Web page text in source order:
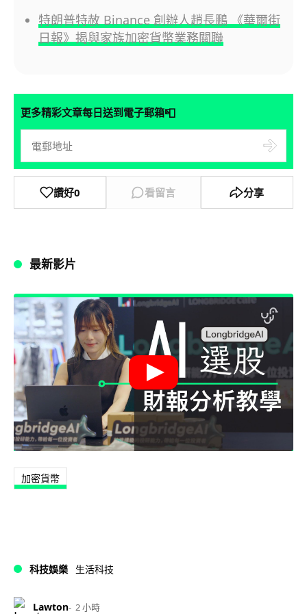
特朗普特赦 Binance 創辦人趙長鵬 《華爾街
日報》揭與家族加密貨幣業務關聯
更多精彩文章每日送到電子郵箱📮
讚好0 看留言 分享
最新影片
加密貨幣
科技娛樂 生活科技
Lawton 2 小時